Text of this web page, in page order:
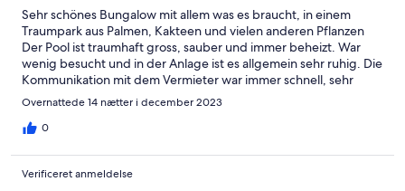
Sehr schönes Bungalow mit allem was es braucht, in einem
Traumpark aus Palmen, Kakteen und vielen anderen Pflanzen
Der Pool ist traumhaft gross, sauber und immer beheizt. War
wenig besucht und in der Anlage ist es allgemein sehr ruhig. Die
Kommunikation mit dem Vermieter war immer schnell, sehr
freundlich und hilfsbereit Wir können den Vermieter sowie das
Overnattede 14 nætter i december 2023
0
Verificeret anmeldelse